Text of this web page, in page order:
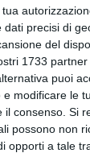
precisi di
del
1733
puoi
modificare le
consenso. Si
possono non
opporti a tale
2016
risorsa?
2016
231,
ruvese